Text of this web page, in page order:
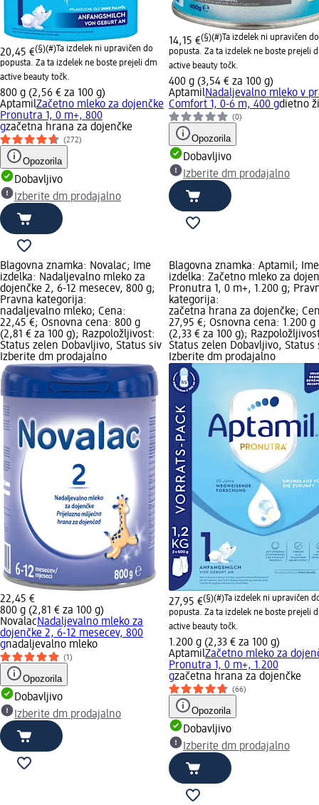
20,45 €(§)(#)Ta izdelek ni upravičen do
popusta. Za ta izdelek ne boste prejeli dm
active beauty točk.
800 g (2,56 € za 100 g)
AptamilZačetno mleko za dojenčke
Pronutra 1, 0 m+, 800
gzačetna hrana za dojenčke
(272)
Opozorila
Dobavljivo
Izberite dm prodajalno
14,15 €(§)(#)Ta izdelek ni upravičen do
popusta. Za ta izdelek ne boste prejeli
active beauty točk.
400 g (3,54 € za 100 g)
AptamilNadaljevalno mleko v
Comfort 1, 0-6 m, 400 gdietno
(0)
Opozorila
Dobavljivo
Izberite dm prodajalno
Blagovna znamka: Novalac; Ime
izdelka: Nadaljevalno mleko za
dojenčke 2, 6-12 mesecev, 800 g;
Pravna kategorija:
nadaljevalno mleko; Cena:
22,45 €; Osnovna cena: 800 g
(2,81 € za 100 g); Razpoložljivost:
Status zelen Dobavljivo, Status siv
Izberite dm prodajalno
22,45 €
800 g (2,81 € za 100 g)
NovalacNadaljevalno mleko za
dojenčke 2, 6-12 mesecev, 800
gnadaljevalno mleko
(1)
Opozorila
Dobavljivo
Izberite dm prodajalno
Blagovna znamka: Aptamil; Ime
izdelka: Začetno mleko za
Pronutra 1, 0 m+, 1.200 g;
kategorija:
začetna hrana za dojenčke;
27,95 €; Osnovna cena: 1.200 g
(2,33 € za 100 g);
Status zelen Dobavljivo, Status
Izberite dm prodajalno
27,95 €(§)(#)Ta izdelek ni upravičen
popusta. Za ta izdelek ne boste prejeli
active beauty točk.
1.200 g (2,33 € za 100 g)
AptamilZačetno mleko za
Pronutra 1, 0 m+, 1.200
gzačetna hrana za dojenčke
(66)
Opozorila
Dobavljivo
Izberite dm prodajalno